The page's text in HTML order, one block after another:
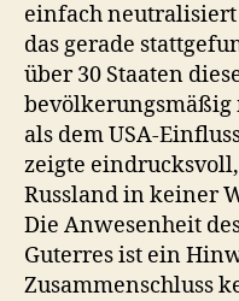
einfach
das gerade
über 30 Staaten
bevölkerungsmäßig
als dem USA-
zeigte
Russland in keiner
Die Anwesenheit
Guterres ist ein
Zusammenschluss